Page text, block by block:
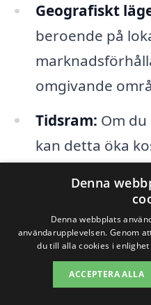
Geografiskt
beroende på
omgivande
Tidsram: Om
kan detta öka
prioritera ditt
erfaren
högre priser,
Denna
Denna webbplats
användarupplevelsen. Genom
du till alla cookies i
ACCEPTERA ALLA